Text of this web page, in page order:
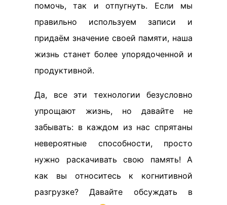
помочь, так и отпугнуть. Если мы
правильно используем записи и
придаём значение своей памяти, наша
жизнь станет более упорядоченной и
продуктивной.
Да, все эти технологии безусловно
упрощают жизнь, но давайте не
забывать: в каждом из нас спрятаны
невероятные способности, просто
нужно раскачивать свою память! А
как вы относитесь к когнитивной
разгрузке? Давайте обсуждать в